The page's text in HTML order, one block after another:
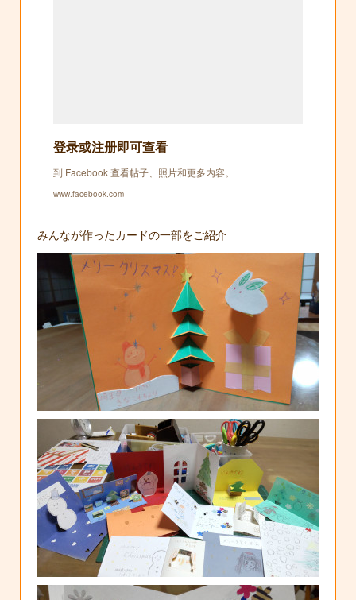
登录或注册即可查看
到 Facebook 查看帖子、照片和更多内容。
www.facebook.com
みんなが作ったカードの一部をご紹介